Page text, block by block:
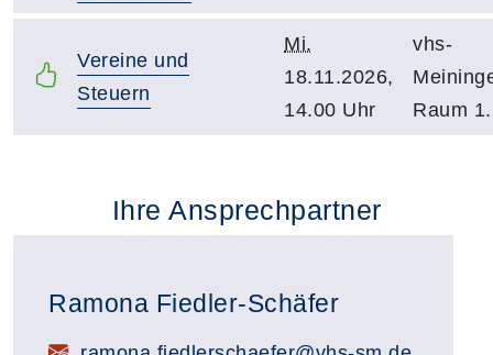
Vereine und
Steuern
Mi.
18.11.2026,
14.00 Uhr
vhs-
Raum
Ihre Ansprechpartner
Ramona Fiedler-Schäfer